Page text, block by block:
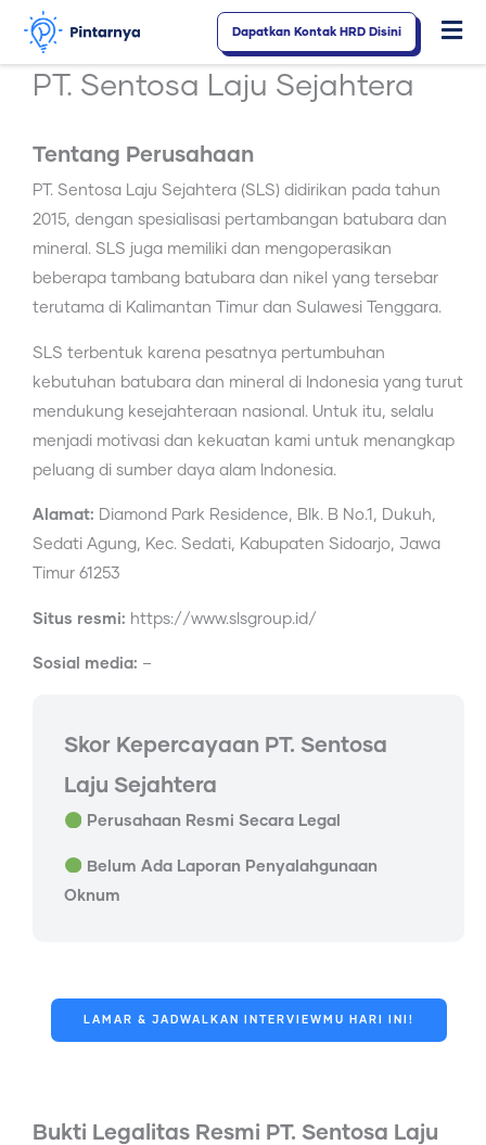
Lewati
konten
Dapatkan Kontak HRD Disini
PT. Sentosa Laju Sejahtera
Tentang Perusahaan
PT. Sentosa Laju Sejahtera (SLS) didirikan pada tahun
2015, dengan spesialisasi pertambangan batubara dan
mineral. SLS juga memiliki dan mengoperasikan
beberapa tambang batubara dan nikel yang tersebar
terutama di Kalimantan Timur dan Sulawesi Tenggara.
SLS terbentuk karena pesatnya pertumbuhan
kebutuhan batubara dan mineral di Indonesia yang turut
mendukung kesejahteraan nasional. Untuk itu, selalu
menjadi motivasi dan kekuatan kami untuk menangkap
peluang di sumber daya alam Indonesia.
Alamat: Diamond Park Residence, Blk. B No.1, Dukuh,
Sedati Agung, Kec. Sedati, Kabupaten Sidoarjo, Jawa
Timur 61253
Situs resmi: https://www.slsgroup.id/
Sosial media: –
Skor Kepercayaan PT. Sentosa
Laju Sejahtera
Perusahaan Resmi Secara Legal
Belum Ada Laporan Penyalahgunaan
Oknum
LAMAR & JADWALKAN INTERVIEWMU HARI INI!
Bukti Legalitas Resmi PT. Sentosa Laju